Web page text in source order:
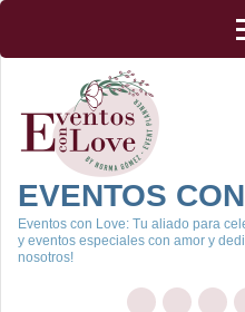
tecla
EVENTOS
Eventos con Love: Tu aliado para
y eventos especiales con amor y
nosotros!